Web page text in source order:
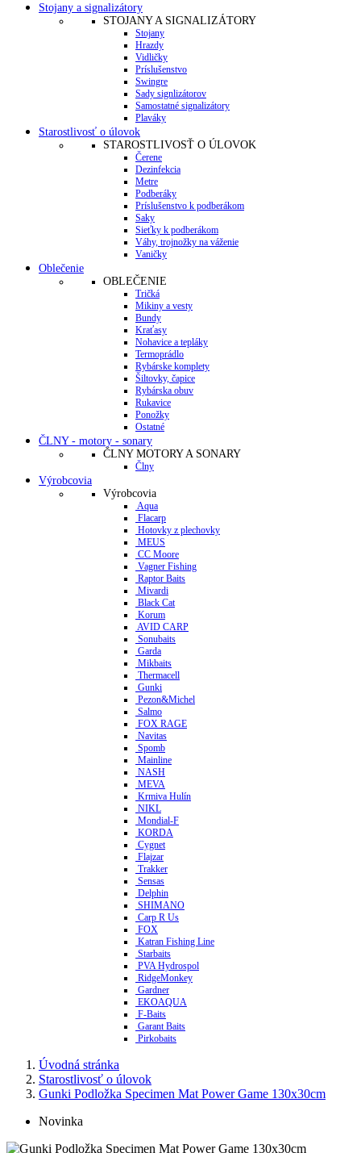
Stojany a signalizátory
STOJANY A SIGNALIZÁTORY
Stojany
Hrazdy
Vidličky
Príslušenstvo
Swingre
Sady signlizátorov
Samostatné signalizátory
Plaváky
Starostlivosť o úlovok
STAROSTLIVOSŤ O ÚLOVOK
Čerene
Dezinfekcia
Metre
Podberáky
Príslušenstvo k podberákom
Saky
Sieťky k podberákom
Váhy, trojnožky na váženie
Vaničky
Oblečenie
OBLEČENIE
Tričká
Mikiny a vesty
Bundy
Kraťasy
Nohavice a tepláky
Termoprádlo
Rybárske komplety
Šiltovky, čapice
Rybárska obuv
Rukavice
Ponožky
Ostatné
ČLNY - motory - sonary
ČLNY MOTORY A SONARY
Člny
Výrobcovia
Výrobcovia
Aqua
Flacarp
Hotovky z plechovky
MEUS
CC Moore
Vagner Fishing
Raptor Baits
Mivardi
Black Cat
Korum
AVID CARP
Sonubaits
Garda
Mikbaits
Thermacell
Gunki
Pezon&Michel
Salmo
FOX RAGE
Navitas
Spomb
Mainline
NASH
MEVA
Krmiva Hulín
NIKL
Mondial-F
KORDA
Cygnet
Flajzar
Trakker
Sensas
Delphin
SHIMANO
Carp R Us
FOX
Katran Fishing Line
Starbaits
PVA Hydrospol
RidgeMonkey
Gardner
EKOAQUA
F-Baits
Garant Baits
Pirkobaits
Úvodná stránka
Starostlivosť o úlovok
Gunki Podložka Specimen Mat Power Game 130x30cm
Novinka